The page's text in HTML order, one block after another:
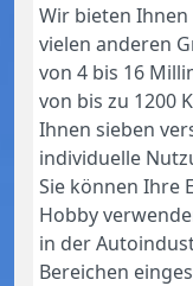
Wir bieten
vielen anderen
von 4 bis 16
von bis zu 1200
Ihnen sieben
individuelle
Sie können Ihre
Hobby
in der
Bereichen